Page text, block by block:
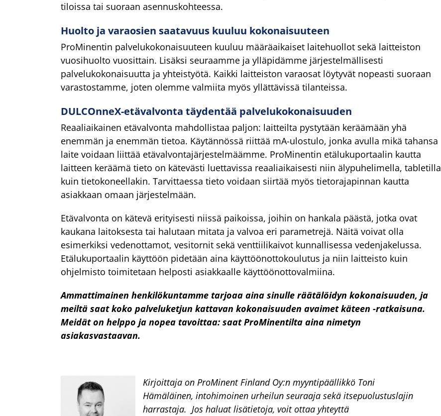
tiloissa tai suoraan asennuskohteessa.
Huolto ja varaosien saatavuus kuuluu kokonaisuuteen
ProMinentin palvelukokonaisuuteen kuuluu määräaikaiset laitehuollot sekä laitteiston
vuosihuolto vuosittain. Lisäksi seuraamme ja ylläpidämme järjestelmällisesti
palvelukokonaisuutta ja yhteistyötä. Kaikki laitteiston varaosat löytyvät nopeasti suoraan
varastostamme, joten olemme valmiita myös yllättävissä tilanteissa.
DULCOnneX-etävalvonta täydentää palvelukokonaisuuden
Reaaliaikainen etävalvonta mahdollistaa paljon: laitteilta pystytään keräämään yhä
enemmän ja enemmän tietoa. Käytännössä riittää mA-ulostulo, jonka avulla mikä tahansa
laite voidaan liittää etävalvontajärjestelmäämme. ProMinentin etälukuportaalin kautta
laitteen keräämä tieto on kätevästi luettavissa reaaliaikaisesti niin älypuhelimella, tabletilla
kuin tietokoneellakin. Tarvittaessa tieto voidaan siirtää myös tietorajapinnan kautta
asiakkaan omaan järjestelmään.
Etävalvonta on kätevä erityisesti niissä paikoissa, joihin on hankala päästä, jotka ovat
kaukana laitoksesta tai halutaan mitata ja valvoa eri parametrejä. Näitä voivat olla
esimerkiksi vedenottamot, vesitornit sekä venttiilikaivot kunnallisessa vedenjakelussa.
Etälukuportaalin käyttöön pidetään aina käyttöönottokoulutus ja niin laitteisto kuin
ohjelmisto toimitetaan helposti asiakkaalle käyttöönottovalmiina.
Ammattimainen henkilökuntamme tarjoaa aina sinulle räätälöidyn kokonaisuuden, ja
meiltä saat koko palveluketjun kattavan kokonaisuuden avaimet käteen -ratkaisuna.
Meidät on helppo ja nopea tavoittaa: saat ProMinentilta aina nimetyn
asiakasvastaavan.
Kirjoittaja on ProMinent Finland Oy:n myyntipäällikkö Toni
Hämäläinen, intohimoinen urheilun seuraaja sekä itsepuolustuslajin
harrastaja. Jos haluat lisätietoja, voit ottaa yhteyttä